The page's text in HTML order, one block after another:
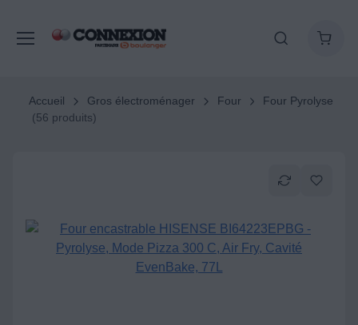
Accueil Gros électroménager Four
Four Pyrolyse
(56 produits)